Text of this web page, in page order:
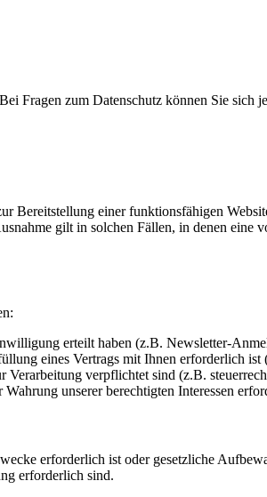
Fragen zum Datenschutz können Sie sich
Bereitstellung einer funktionsfähigen
gilt in solchen Fällen, in denen
erteilt haben (z.B. Newsletter-
eines Vertrags mit Ihnen erforderlich
Verarbeitung verpflichtet sind (z.B.
unserer berechtigten Interessen
erforderlich ist oder gesetzliche
erforderlich sind.